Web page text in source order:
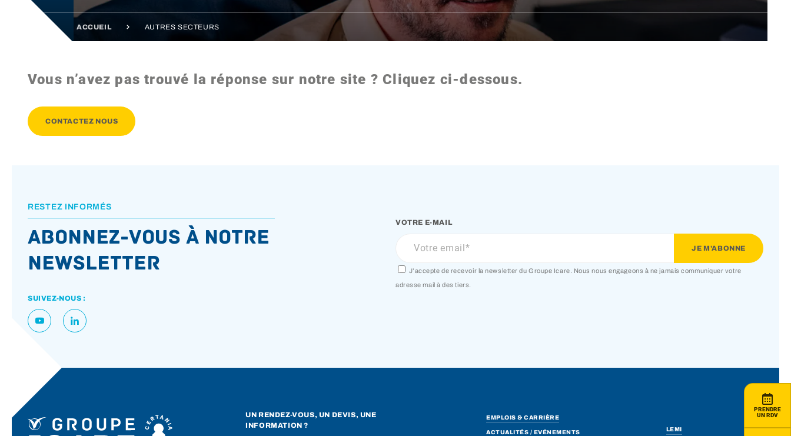
PRENDRE
UN RDV
ACCUEIL AUTRES SECTEURS
Vous n’avez pas trouvé la réponse sur notre site ? Cliquez ci-dessous.
CONTACTEZ NOUS
RESTEZ INFORMÉS
Abonnez-vous à notre
newsletter
SUIVEZ-NOUS :
VOTRE E-MAIL
J’accepte de recevoir la newsletter du Groupe Icare. Nous nous engageons à ne jamais communiquer votre
adresse mail à des tiers.
UN RENDEZ-VOUS, UN DEVIS, UNE
INFORMATION ?
EMPLOIS & CARRIÈRE
ACTUALITÉS / EVÉNEMENTS
LEMI